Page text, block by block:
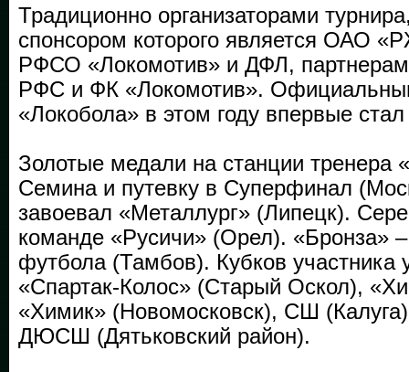
Традиционно организаторами
спонсором которого является ОАО
РФСО «Локомотив» и ДФЛ,
РФС и ФК «Локомотив».
«Локобола» в этом году впервые
Золотые медали на станции тренера
Семина и путевку в Суперфинал
завоевал «Металлург» (Липецк).
команде «Русичи» (Орел). «Бронза»
футбола (Тамбов). Кубков участника
«Спартак-Колос» (Старый Оскол),
«Химик» (Новомосковск), СШ
ДЮСШ (Дятьковский район).